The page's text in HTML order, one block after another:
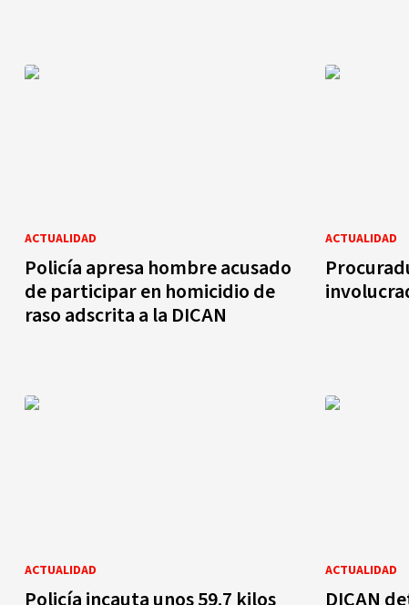
ACTUALIDAD
Policía apresa hombre acusado
de participar en homicidio de
raso adscrita a la DICAN
ACTUALIDAD
ACTUALIDAD ACTUALIDAD